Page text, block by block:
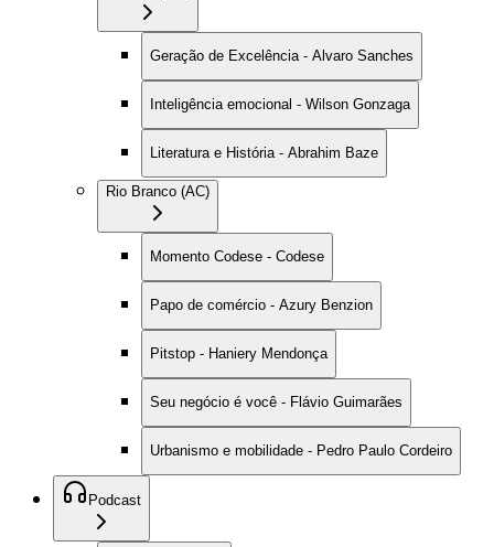
Geração de Excelência - Alvaro Sanches
Inteligência emocional - Wilson Gonzaga
Literatura e História - Abrahim Baze
Rio Branco (AC)
Momento Codese - Codese
Papo de comércio - Azury Benzion
Pitstop - Haniery Mendonça
Seu negócio é você - Flávio Guimarães
Urbanismo e mobilidade - Pedro Paulo Cordeiro
Podcast